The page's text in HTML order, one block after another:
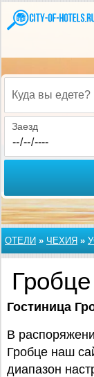
Куда вы едете?
Заезд
ОТЕЛИ » ЧЕХИЯ »
Гробце
Гостиница
В
Гробце наш
диапазон